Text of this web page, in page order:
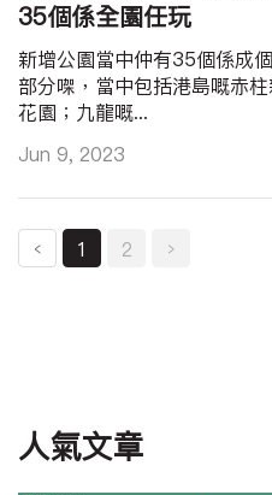
35個係全園任玩
Jun 9, 2023
新增公園當中仲有35個係成
部分㗎，當中包括港島嘅赤
花園；九龍嘅...
‹ 1 2 ›
人氣文章